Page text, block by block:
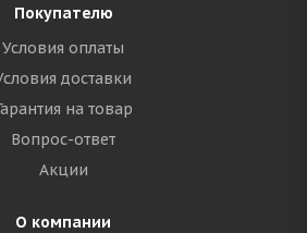
Покупателю
Условия оплаты
доставки
на товар
Вопрос-ответ
Акции
О компании